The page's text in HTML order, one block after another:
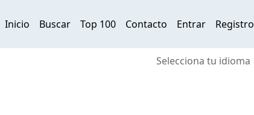
Inicio Buscar Top 100 Contacto Entrar Registro
Selecciona tu idioma